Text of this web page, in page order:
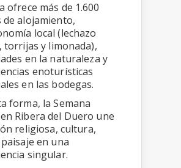
ofrece más de 1.600
de alojamiento,
local (lechazo
torrijas y limonada),
en la naturaleza y
enoturísticas
en las bodegas.
forma, la Semana
Ribera del Duero une
religiosa, cultura,
en una
singular.